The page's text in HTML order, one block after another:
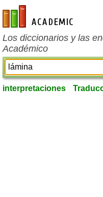
es-academic.com
Los diccionarios y las
Académico
interpretaciones